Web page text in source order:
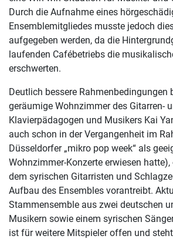
Durch die Aufnahme eines
Ensemblemitgliedes musste jedoch
aufgegeben werden, da die
laufenden Cafébetriebs die
erschwerten.
Deutlich bessere Rahmenbedingungen
geräumige Wohnzimmer des Gitarren-
Klavierpädagogen und Musikers Kai
auch schon in der Vergangenheit im
Düsseldorfer „mikro pop week“ als
Wohnzimmer-Konzerte erwiesen
dem syrischen Gitarristen und
Aufbau des Ensembles vorantreibt.
Stammensemble aus zwei deutschen
Musikern sowie einem syrischen
ist für weitere Mitspieler offen und